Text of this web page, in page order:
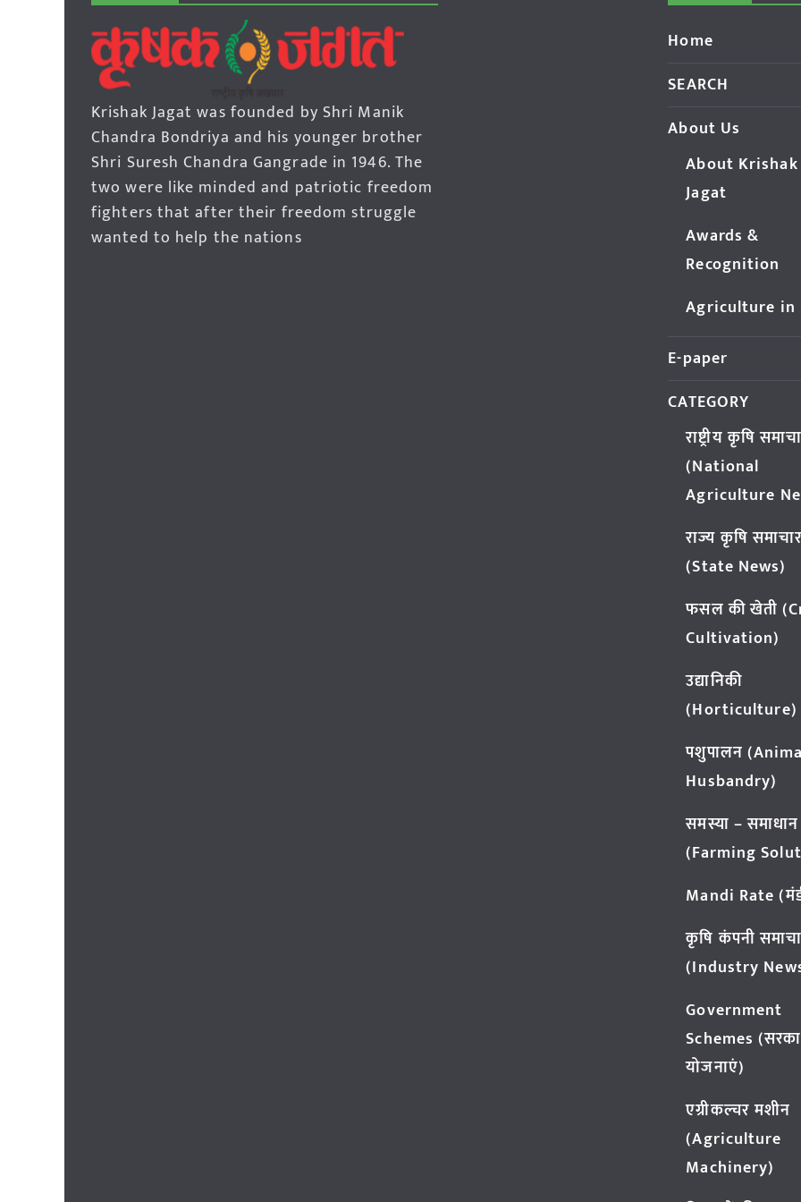
Krishak Jagat was founded by Shri Manik
Chandra Bondriya and his younger brother
Shri Suresh Chandra Gangrade in 1946. The
two were like minded and patriotic freedom
fighters that after their freedom struggle
wanted to help the nations
Home
SEARCH
About Us
About Krishak
Jagat
Awards &
Recognition
Agriculture in
E-paper
CATEGORY
राष्ट्रीय कृषि
(National
Agriculture
राज्य कृषि समाचार
(State News)
फसल की खेती
Cultivation)
उद्यानिकी
(Horticulture)
पशुपालन
Husbandry)
समस्या – समाधान
(Farming
Mandi Rate
कृषि कंपनी
(Industry
Government
Schemes
योजनाएं)
एग्रीकल्चर मशीन
(Agriculture
Machinery)